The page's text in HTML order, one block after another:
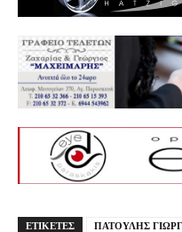
ΕΤΙΚΕΤΕΣ ΠΑΤΟΥΛΗΣ